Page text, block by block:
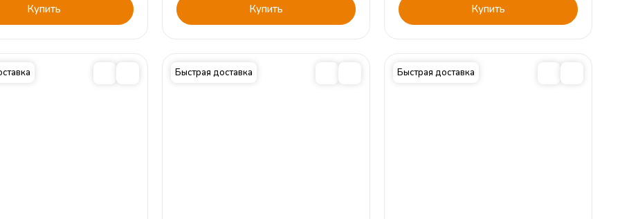
Купить Купить Купить
Быстрая доставка Быстрая доставка